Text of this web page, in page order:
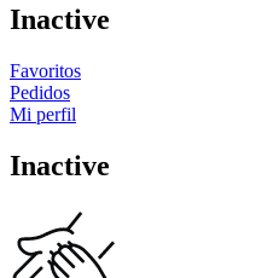
Inactive
Favoritos
Pedidos
Mi perfil
Inactive